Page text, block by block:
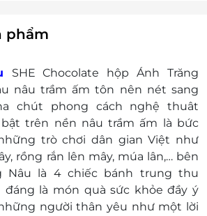
dưới 2,000,000đ: Phí vận
thu socola SHE là bánh tươi,
mua vui lòng liên hệ SHE trước
check & xử lý đơn kịp thời giao
Sau ngày 31/08 SHE Chocolate
đơn hàng bánh trung thu.
& tư vấn: 0964 035 398
phẩm
SHE Chocolate hộp Ánh Trăng
nâu trầm ấm tôn nên nét sang
chút phong cách nghệ thuât
trên nền nâu trầm ấm là bức
trò chơi dân gian Việt như
rồng rắn lên mây, múa lân,… bên
Nâu là 4 chiếc bánh trung thu
đáng là món quà sức khỏe đầy ý
người thân yêu như một lời